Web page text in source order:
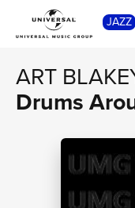
JAZZ
ART
Drums